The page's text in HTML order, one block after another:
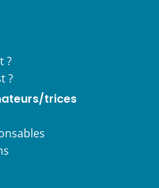
?
?
trices